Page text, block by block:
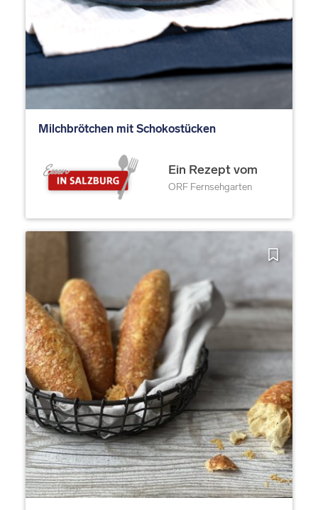
Milchbrötchen mit Schokostücken
Ein Rezept vom
ORF Fernsehgarten